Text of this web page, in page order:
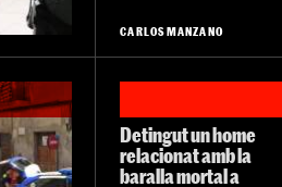
CARLOS MANZANO
Detingut un home
relacionat amb la
baralla mortal a